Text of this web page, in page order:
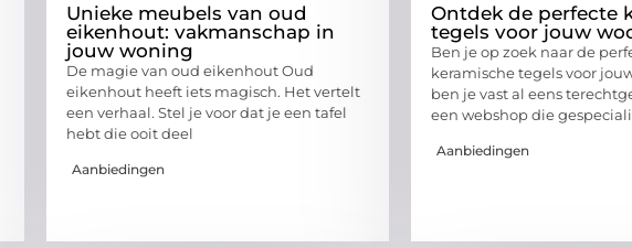
Unieke meubels van oud
eikenhout: vakmanschap in
jouw woning
De magie van oud eikenhout Oud
eikenhout heeft iets magisch. Het vertelt
een verhaal. Stel je voor dat je een tafel
hebt die ooit deel
Aanbiedingen
Ontdek de perfecte
tegels voor jouw
Ben je op zoek naar de
keramische tegels voor
ben je vast al eens
een webshop die
Aanbiedingen